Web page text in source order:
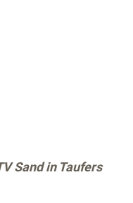
Sand in Taufers